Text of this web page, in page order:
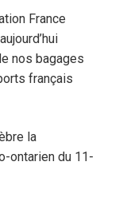
France
nos bagages
français
la
ontarien du 11-